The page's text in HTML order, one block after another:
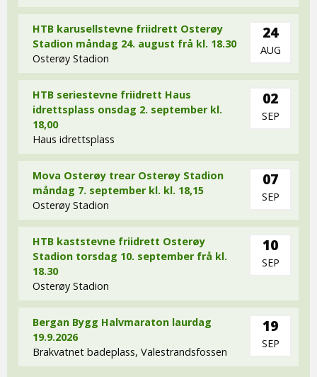
HTB karusellstevne friidrett Osterøy
Stadion måndag 24. august frå kl. 18.30
Osterøy Stadion
24
AUG
HTB seriestevne friidrett Haus
idrettsplass onsdag 2. september kl.
18,00
Haus idrettsplass
02
SEP
Mova Osterøy trear Osterøy Stadion
måndag 7. september kl. kl. 18,15
Osterøy Stadion
07
SEP
HTB kaststevne friidrett Osterøy
Stadion torsdag 10. september frå kl.
18.30
Osterøy Stadion
10
SEP
Bergan Bygg Halvmaraton laurdag
19.9.2026
Brakvatnet badeplass, Valestrandsfossen
19
SEP